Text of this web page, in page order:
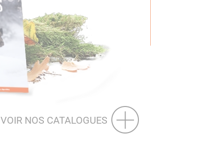
VOIR NOS CATALOGUES